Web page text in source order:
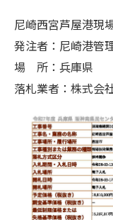
尼崎西宮芦屋港現
発注者：尼崎港管
場 所：兵庫県
落札業者：株式会